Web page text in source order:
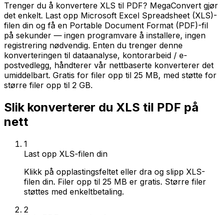
Trenger du å konvertere XLS til PDF? MegaConvert gjør
det enkelt. Last opp Microsoft Excel Spreadsheet (XLS)-
filen din og få en Portable Document Format (PDF)-fil
på sekunder — ingen programvare å installere, ingen
registrering nødvendig. Enten du trenger denne
konverteringen til dataanalyse, kontorarbeid / e-
postvedlegg, håndterer vår nettbaserte konverterer det
umiddelbart. Gratis for filer opp til 25 MB, med støtte for
større filer opp til 2 GB.
Slik konverterer du XLS til PDF på
nett
1
Last opp XLS-filen din
Klikk på opplastingsfeltet eller dra og slipp XLS-
filen din. Filer opp til 25 MB er gratis. Større filer
støttes med enkeltbetaling.
2